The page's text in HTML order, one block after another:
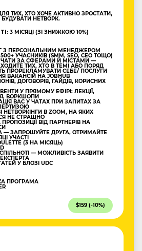
ТИХ, ХТО ХОЧЕ АКТИВНО ЗРОСТАТИ,
БУДУВАТИ НЕТВОРК.
3 МІСЯЦІ (ЗІ ЗНИЖКОЮ 10%)
З ПЕРСОНАЛЬНИМ МЕНЕДЖЕРОМ
УЧАСНИКІВ (SMM, SEO, CEO ТОЩО)
ЧАТИ ЗА СФЕРАМИ Й МІСТАМИ —
ТИХ, ХТО В ТЕМІ АБО ПОРЯД
ПРОРЕКЛАМУВАТИ СЕБЕ/ ПОСЛУГИ
ВАКАНСІЙ НА JOBHUB
ДОГОВОРІВ, ГАЙДІВ, КОРИСНИХ
У ПРЯМОМУ ЕФІРІ: ЛЕКЦІЇ,
ВОРКШОПИ
ВАС У ЧАТАХ ПРИ ЗАПИТАХ ЗА
В ZOOM, НА ЯКИХ
НЕ СТРАШНО
ВІД ПАРТНЕРІВ НА
— ЗАПРОШУЙТЕ ДРУГА, ОТРИМАЙТЕ
УЧАСТІ
(3 НА МІСЯЦЬ)
— МОЖЛИВІСТЬ ЗАЯВИТИ
У БЛОЗІ UDC
ПРОГРАМА
$159 (-10%)